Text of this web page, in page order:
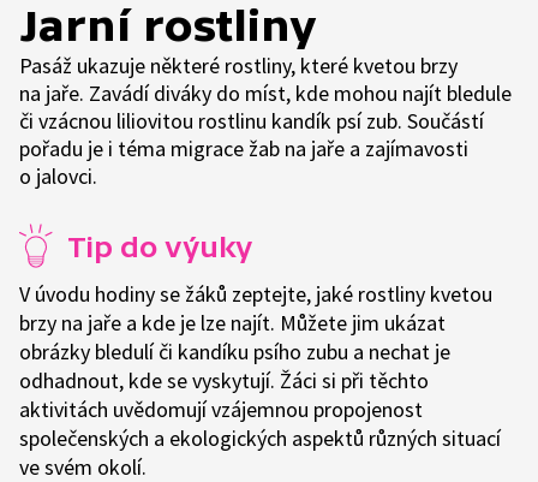
Jarní rostliny
Pasáž ukazuje některé rostliny, které kvetou brzy
na jaře. Zavádí diváky do míst, kde mohou najít bledule
či vzácnou liliovitou rostlinu kandík psí zub. Součástí
pořadu je i téma migrace žab na jaře a zajímavosti
o jalovci.
Tip do výuky
V úvodu hodiny se žáků zeptejte, jaké rostliny kvetou
brzy na jaře a kde je lze najít. Můžete jim ukázat
obrázky bledulí či kandíku psího zubu a nechat je
odhadnout, kde se vyskytují. Žáci si při těchto
aktivitách uvědomují vzájemnou propojenost
společenských a ekologických aspektů různých situací
ve svém okolí.